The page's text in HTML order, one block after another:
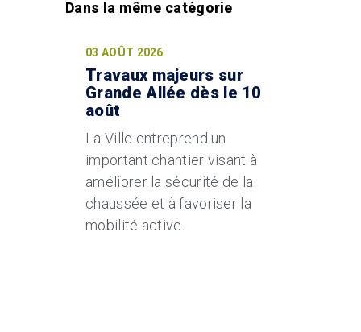
03 AOÛT 2026
Travaux majeurs sur
Grande Allée dès le 10
août
La Ville entreprend un
important chantier visant à
améliorer la sécurité de la
chaussée et à favoriser la
mobilité active.